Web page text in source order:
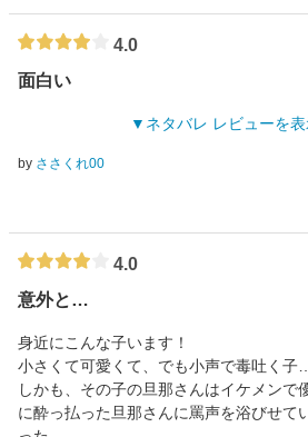
4.0
面白い
ネタバレ レビューを
by ささくれ00
4.0
意外と…
身近にこんな子います！
小さくて可愛くて、でも小声で毒吐く子…
しかも、その子の旦那さんはイケメン
に酔っ払った旦那さんに罵声を浴びせて